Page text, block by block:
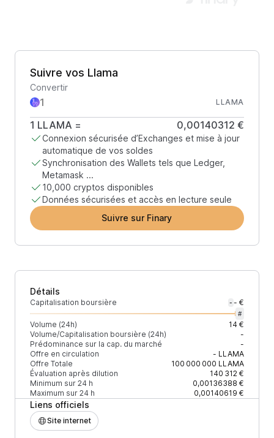
Suivre vos Llama
Convertir
LLAMA
1 LLAMA = 0,00140312 €
Connexion sécurisée d’Exchanges et mise à jour
automatique de vos soldes
Synchronisation des Wallets tels que Ledger,
Metamask ...
10,000 cryptos disponibles
Données sécurisées et accès en lecture seule
Suivre sur Finary
Détails
Capitalisation boursière - - €
#
Volume (24h)
14 €
Volume/Capitalisation boursière (24h)
-
Prédominance sur la cap. du marché
-
Offre en circulation
- LLAMA
Offre Totale
100 000 000 LLAMA
Évaluation après dilution
140 312 €
Minimum sur 24 h
0,00136388 €
Maximum sur 24 h
0,00140619 €
Liens officiels
Site internet